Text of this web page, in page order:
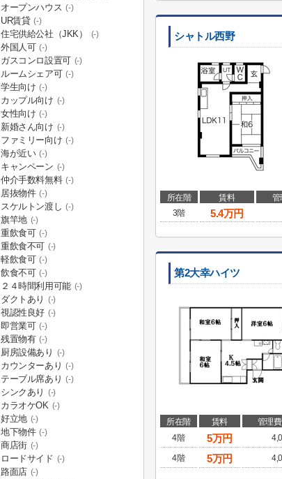
シャトル西野
所在階 賃料 管
3階
5.4万円
第2大幸ハイツ
所在階 賃料 管理
4階
5万円
4階
5万円
オープンハウス (-)
UR賃貸 (-)
住宅供給公社（JKK） (-)
外国人可 (-)
ガスコンロ設置可 (-)
ルームシェア可 (-)
学生向け (-)
カップル向け (-)
女性向け (-)
新婚さん向け (-)
ファミリー向け (-)
海が近い (-)
キャンペーン (-)
仲介手数料無料 (-)
居抜物件 (-)
スケルトン渡し (-)
旗竿地 (-)
重飲食可 (-)
重飲食不可 (-)
軽飲食可 (-)
飲食不可 (-)
２４時間利用可能 (-)
ダクトあり (-)
視認性良好 (-)
即営業可 (-)
残置物有 (-)
厨房設備あり (-)
カウンターあり (-)
テーブル席あり (-)
シンクあり (-)
カラオケOK (-)
好立地 (-)
地下物件 (-)
商店街 (-)
ロードサイド (-)
路面店 (-)